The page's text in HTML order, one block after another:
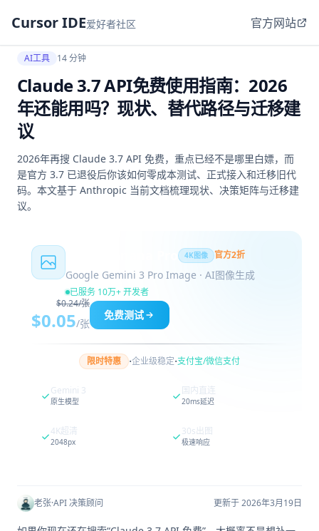
Cursor IDE爱好者社区 官方网站
AI工具 14 分钟
Claude 3.7 API免费使用指南：2026
年还能用吗？现状、替代路径与迁移建
议
2026年再搜 Claude 3.7 API 免费，重点已经不是哪里白嫖，而
是官方 3.7 已退役后你该如何零成本测试、正式接入和迁移旧代
码。本文基于 Anthropic 当前文档梳理现状、决策矩阵与迁移建
议。
4K图像 官方2折
Google Gemini 3 Pro Image · AI图像生成
已服务 10万+ 开发者
$0.24/张
$0.05/张
免费测试
限时特惠 ·企业级稳定·支付宝/微信支付
Gemini 3
原生模型
国内直连
20ms延迟
4K超清
2048px
30s出图
极速响应
老张·API 决策顾问 更新于 2026年3月19日